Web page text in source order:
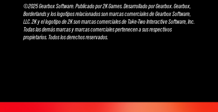
©2025 Gearbox Software. Publicado por 2K Games. Desarrollado por Gearbox. Gearbox,
Borderlands y los logotipos relacionados son marcas comerciales de Gearbox Software,
LLC. 2K y el logotipo de 2K son marcas comerciales de Take-Two Interactive Software, Inc.
Todas las demás marcas y marcas comerciales pertenecen a sus respectivos
propietarios. Todos los derechos reservados.